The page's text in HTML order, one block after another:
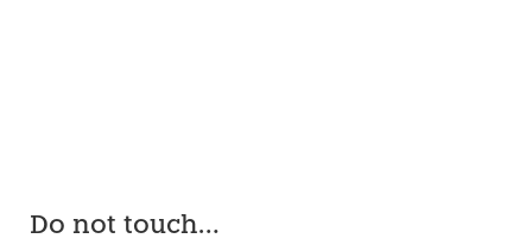
Do not touch…